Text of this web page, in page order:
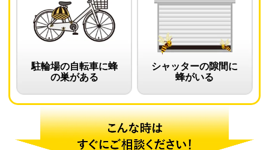
駐輪場の自転車に蜂
の巣がある
シャッターの隙間に
蜂がいる